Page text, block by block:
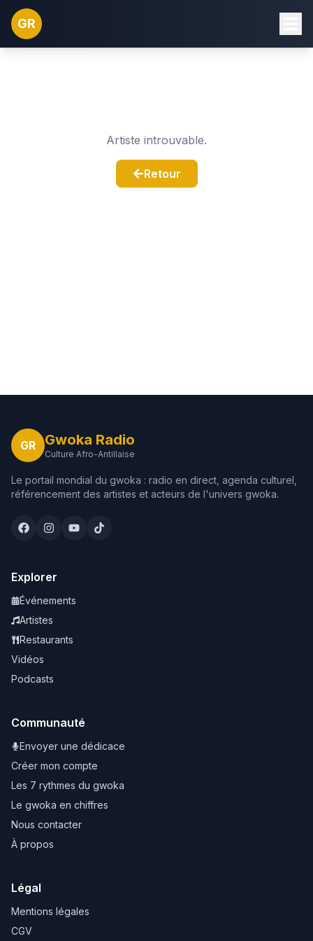
GR
Artiste introuvable.
Retour
GR Gwoka Radio
Culture Afro-Antillaise
Le portail mondial du gwoka : radio en direct, agenda culturel,
référencement des artistes et acteurs de l'univers gwoka.
Explorer
Événements
Artistes
Restaurants
Vidéos
Podcasts
Communauté
Envoyer une dédicace
Créer mon compte
Les 7 rythmes du gwoka
Le gwoka en chiffres
Nous contacter
À propos
Légal
Mentions légales
CGV